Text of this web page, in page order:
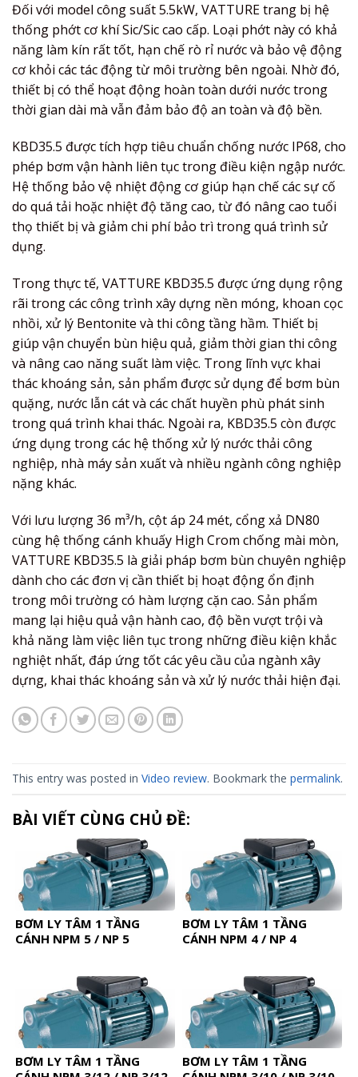
Đối với model công suất 5.5kW, VATTURE trang bị hệ
thống phớt cơ khí Sic/Sic cao cấp. Loại phớt này có khả
năng làm kín rất tốt, hạn chế rò rỉ nước và bảo vệ động
cơ khỏi các tác động từ môi trường bên ngoài. Nhờ đó,
thiết bị có thể hoạt động hoàn toàn dưới nước trong
thời gian dài mà vẫn đảm bảo độ an toàn và độ bền.
KBD35.5 được tích hợp tiêu chuẩn chống nước IP68, cho
phép bơm vận hành liên tục trong điều kiện ngập nước.
Hệ thống bảo vệ nhiệt động cơ giúp hạn chế các sự cố
do quá tải hoặc nhiệt độ tăng cao, từ đó nâng cao tuổi
thọ thiết bị và giảm chi phí bảo trì trong quá trình sử
dụng.
Trong thực tế, VATTURE KBD35.5 được ứng dụng rộng
rãi trong các công trình xây dựng nền móng, khoan cọc
nhồi, xử lý Bentonite và thi công tầng hầm. Thiết bị
giúp vận chuyển bùn hiệu quả, giảm thời gian thi công
và nâng cao năng suất làm việc. Trong lĩnh vực khai
thác khoáng sản, sản phẩm được sử dụng để bơm bùn
quặng, nước lẫn cát và các chất huyền phù phát sinh
trong quá trình khai thác. Ngoài ra, KBD35.5 còn được
ứng dụng trong các hệ thống xử lý nước thải công
nghiệp, nhà máy sản xuất và nhiều ngành công nghiệp
nặng khác.
Với lưu lượng 36 m³/h, cột áp 24 mét, cổng xả DN80
cùng hệ thống cánh khuấy High Crom chống mài mòn,
VATTURE KBD35.5 là giải pháp bơm bùn chuyên nghiệp
dành cho các đơn vị cần thiết bị hoạt động ổn định
trong môi trường có hàm lượng cặn cao. Sản phẩm
mang lại hiệu quả vận hành cao, độ bền vượt trội và
khả năng làm việc liên tục trong những điều kiện khắc
nghiệt nhất, đáp ứng tốt các yêu cầu của ngành xây
dựng, khai thác khoáng sản và xử lý nước thải hiện đại.
This entry was posted in Video review. Bookmark the permalink.
BÀI VIẾT CÙNG CHỦ ĐỀ:
BƠM LY TÂM 1 TẦNG
CÁNH NPM 5 / NP 5
BƠM LY TÂM 1 TẦNG
CÁNH NPM 4 / NP 4
BƠM LY TÂM 1 TẦNG
BƠM LY TÂM 1 TẦNG